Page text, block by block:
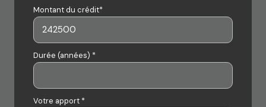
Montant du crédit*
Durée (années) *
Votre apport *